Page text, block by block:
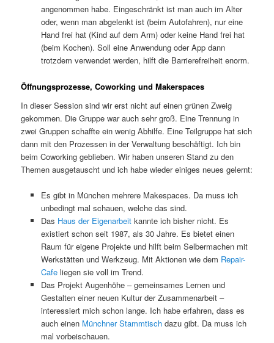
angenommen habe. Eingeschränkt ist man auch im Alter
oder, wenn man abgelenkt ist (beim Autofahren), nur eine
Hand frei hat (Kind auf dem Arm) oder keine Hand frei hat
(beim Kochen). Soll eine Anwendung oder App dann
trotzdem verwendet werden, hilft die Barrierefreiheit enorm.
Öffnungsprozesse, Coworking und Makerspaces
In dieser Session sind wir erst nicht auf einen grünen Zweig
gekommen. Die Gruppe war auch sehr groß. Eine Trennung in
zwei Gruppen schaffte ein wenig Abhilfe. Eine Teilgruppe hat sich
dann mit den Prozessen in der Verwaltung beschäftigt. Ich bin
beim Coworking geblieben. Wir haben unseren Stand zu den
Themen ausgetauscht und ich habe wieder einiges neues gelernt:
Es gibt in München mehrere Makespaces. Da muss ich
unbedingt mal schauen, welche das sind.
Das Haus der Eigenarbeitkannte ich bisher nicht. Es
existiert schon seit 1987, als 30 Jahre. Es bietet einen
Raum für eigene Projekte und hilft beim Selbermachen mit
Werkstätten und Werkzeug. Mit Aktionen wie dem Repair-
Cafeliegen sie voll im Trend.
Das Projekt Augenhöhe – gemeinsames Lernen und
Gestalten einer neuen Kultur der Zusammenarbeit –
interessiert mich schon lange. Ich habe erfahren, dass es
auch einen Münchner Stammtischdazu gibt. Da muss ich
mal vorbeischauen.